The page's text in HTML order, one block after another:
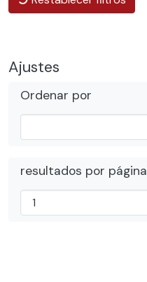
Ajustes
Ordenar por
resultados por página